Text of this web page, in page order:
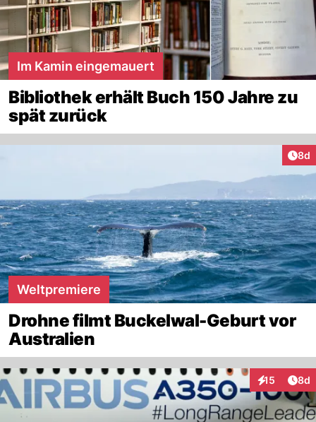
Im Kamin eingemauert
Bibliothek erhält Buch 150 Jahre zu
spät zurück
8d
Weltpremiere
Drohne filmt Buckelwal-Geburt vor
Australien
15
Interaktionen
8d